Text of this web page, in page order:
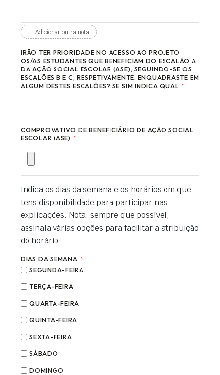
+ Adicionar outra nota
IRÃO TER PRIORIDADE NO ACESSO AO PROJETO
OS/AS ESTUDANTES QUE BENEFICIAM DO ESCALÃO A
DA AÇÃO SOCIAL ESCOLAR (ASE), SEGUINDO-SE OS
ESCALÕES B E C, RESPETIVAMENTE. ENQUADRASTE EM
ALGUM DESTES ESCALÕES? SE SIM INDICA QUAL *
COMPROVATIVO DE BENEFICIÁRIO DE AÇÃO SOCIAL
ESCOLAR (ASE) *
Indica os dias da semana e os horários em que
tens disponibilidade para participar nas
explicações. Nota: sempre que possível,
assinala várias opções para facilitar a atribuição
do horário
DIAS DA SEMANA *
SEGUNDA-FEIRA
TERÇA-FEIRA
QUARTA-FEIRA
QUINTA-FEIRA
SEXTA-FEIRA
SÁBADO
DOMINGO